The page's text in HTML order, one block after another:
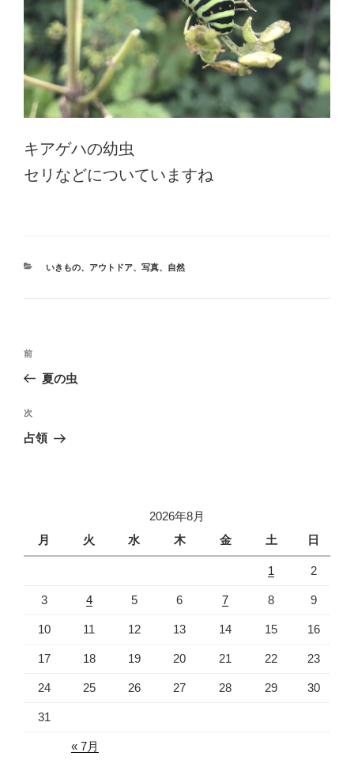
キアゲハの幼虫
セリなどについていますね
カ
いきもの、 アウトドア、 写真、 自然
投
ビ
ゲ
前
の
稿
前
夏の虫
次
の
次
占領
2026年8月
月
火 水 木 金 土 日
1 2
3 4 5 6 7 8 9
10 11 12 13 14 15 16
17 18 19 20 21 22 23
24 25 26 27 28 29 30
31
« 7月